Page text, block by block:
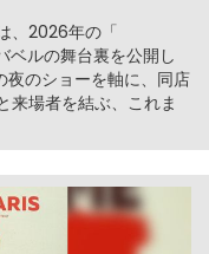
、2026年の「
ルの舞台裏を公開し
夜のショーを軸に、同店
来場者を結ぶ、これま